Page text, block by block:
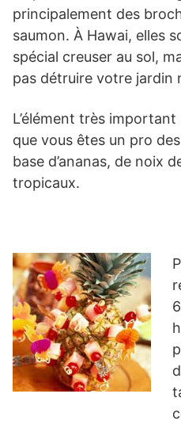
principalement des
saumon. À Hawai, elles
spécial creuser au sol,
pas détruire votre jardin
L’élément très
que vous êtes un pro
base d’ananas, de noix
tropicaux.